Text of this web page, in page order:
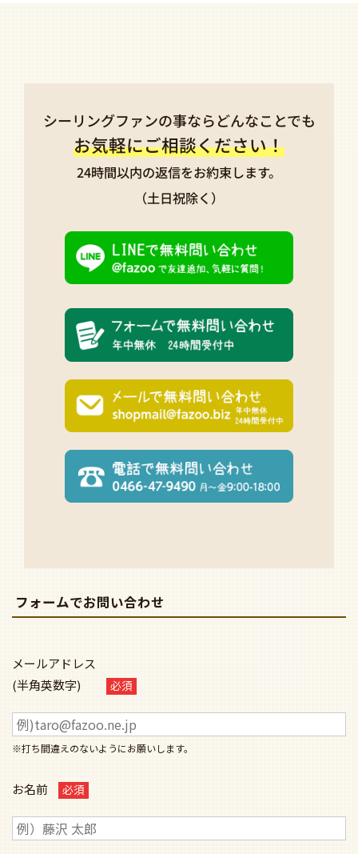
シーリングファンの事ならどんなことでも
お気軽にご相談ください！
24時間以内の返信をお約束します。
（土日祝除く）
フォームでお問い合わせ
メールアドレス
(半角英数字)
※打ち間違えのないようにお願いします。
お名前